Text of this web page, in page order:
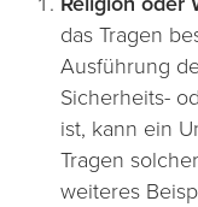
das Tragen
Ausführung
Sicherheits-
ist, kann ein
Tragen
weiteres